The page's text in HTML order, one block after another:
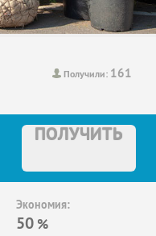
Получили: 161
ПОЛУЧИТЬ
Экономия:
50 %